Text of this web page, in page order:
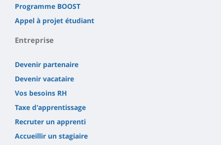
Programme BOOST
Appel à projet étudiant
Entreprise
Devenir partenaire
Devenir vacataire
Vos besoins RH
Taxe d'apprentissage
Recruter un apprenti
Accueillir un stagiaire